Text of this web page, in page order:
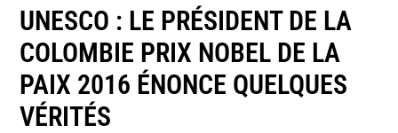
UNESCO : LE PRÉSIDENT DE LA
COLOMBIE PRIX NOBEL DE LA
PAIX 2016 ÉNONCE QUELQUES
VÉRITÉS